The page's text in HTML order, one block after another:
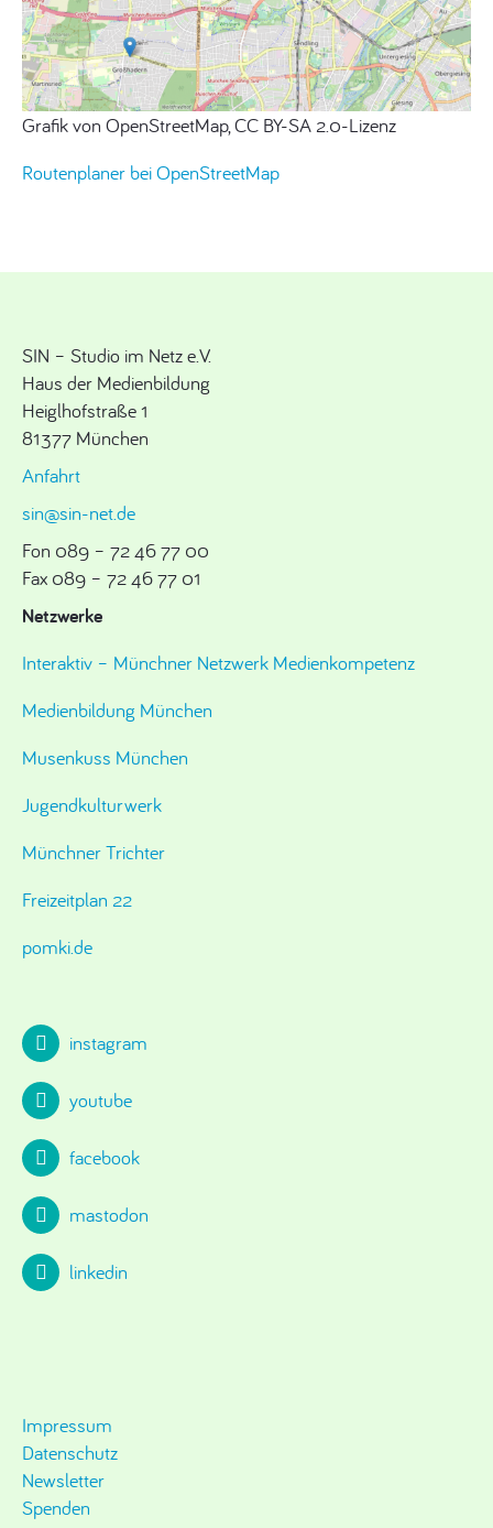
Grafik von OpenStreetMap, CC BY-SA 2.0-Lizenz
Routenplaner bei OpenStreetMap
SIN – Studio im Netz e.V.
Haus der Medienbildung
Heiglhofstraße 1
81377 München
Anfahrt
sin@sin-net.de
Fon 089 – 72 46 77 00
Fax 089 – 72 46 77 01
Netzwerke
Interaktiv – Münchner Netzwerk Medienkompetenz
Medienbildung München
Musenkuss München
Jugendkulturwerk
Münchner Trichter
Freizeitplan 22
pomki.de
instagram
youtube
facebook
mastodon
linkedin
Impressum
Datenschutz
Newsletter
Spenden